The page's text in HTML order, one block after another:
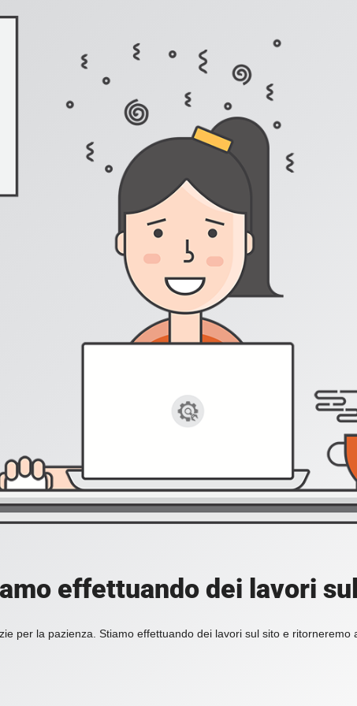
effettuando dei lavori
per la pazienza. Stiamo effettuando dei lavori sul sito e ritorneremo